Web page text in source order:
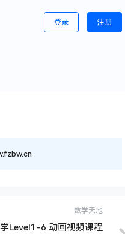
登录 注册
数学天地
Level1-6 动画视频课程